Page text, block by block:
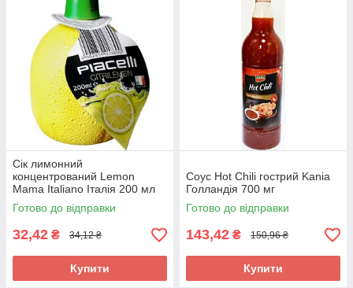
Сік лимонний
концентрований Lemon
Mama Italiano Італія 200 мл
Готово до відправки
32,42 ₴ 34,12 ₴
Купити
Соус Hot Chili гострий Kania
Голландія 700 мг
Готово до відправки
143,42 ₴ 150,96 ₴
Купити